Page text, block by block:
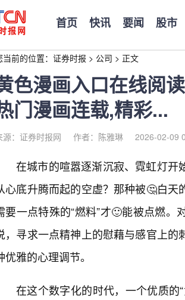
首页 快讯 要闻 股市
当前的位置： 证券时报 > 公司 > 正文
色漫画入口在线阅
门漫画连载,精彩...
源：证券时报网 作者：陈雅琳 2026-02-09
在城市的喧嚣逐渐沉寂、霓虹灯开
心底升腾而起的空虚？那种被🤔白
要一点特殊的“燃料”才🙂能被点燃
，寻求一点精神上的慰藉与感官上
优雅的心理调节。
在这个数字化的时代，一个优质的